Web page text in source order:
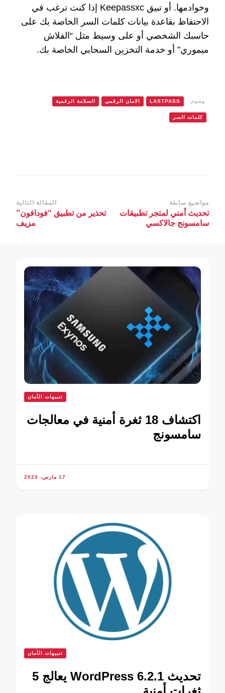
وخوادمها. أو تبيق Keepassxc إذا كنت ترغب في
الاحتفاظ بقاعدة بيانات كلمات السر الخاصة بك على
حاسبك الشخصي أو على وسيط مثل “الفلاش
ميموري” أو خدمة التخزين السحابي الخاصة بك.
وسوم: LASTPASS الامان الرقمي السلامة الرقمية
كلمات السر
التنقل
بين
مواضيع سابقة
تحديث أمني لمتجر تطبيقات
سامسونج جالاكسي
المقالة التالية
تحذير من تطبيق “فودافون”
مزيف
تنبيهات الأمان
اكتشاف 18 ثغرة أمنية في معالجات
سامسونج
17 مارس، 2023
تنبيهات الأمان
تحديث WordPress 6.2.1 يعالج 5